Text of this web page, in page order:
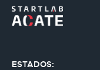
ESTADOS: